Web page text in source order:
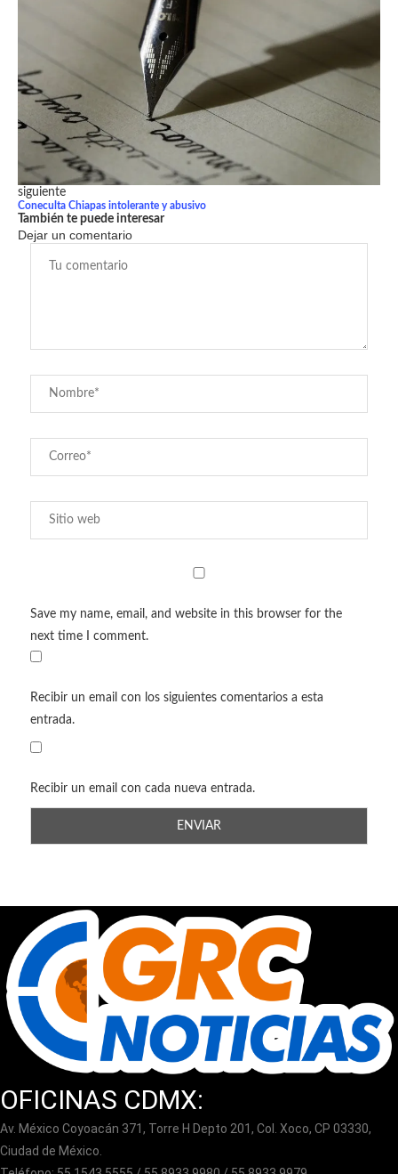
siguiente
Coneculta Chiapas intolerante y abusivo
También te puede interesar
Dejar un comentario
Save my name, email, and website in this browser for the
next time I comment.
Recibir un email con los siguientes comentarios a esta
entrada.
Recibir un email con cada nueva entrada.
OFICINAS CDMX:
Av. México Coyoacán 371, Torre H Depto 201, Col. Xoco, CP 03330,
Ciudad de México.